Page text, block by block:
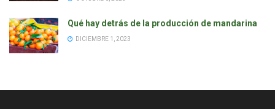
Qué hay detrás de la producción de mandarina
DICIEMBRE 1, 2023